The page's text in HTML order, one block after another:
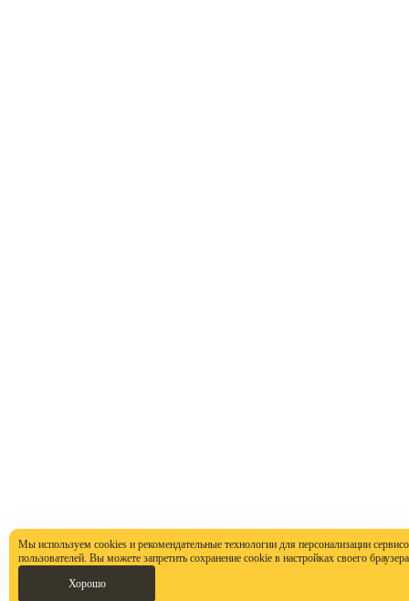
Мы используем cookies и рекомендательные технологии для персонализации
пользователей. Вы можете запретить сохранение cookie в настройках своего
Хорошо